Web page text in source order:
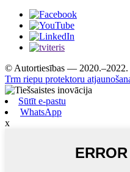
© Autortiesības — 2020.–2022.
Trm riepu protektoru
Sūtīt e-pastu
WhatsApp
x